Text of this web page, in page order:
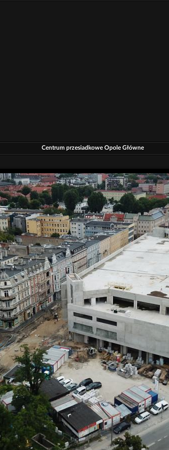
Centrum przesiadkowe Opole Główne